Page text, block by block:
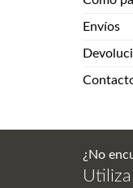
Envíos
¿No